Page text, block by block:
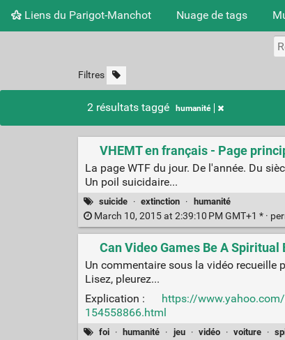
Liens du Parigot-Manchot Nuage de tags
Filtres
2 résultats taggé humanité
VHEMT en français - Page
La page WTF du jour. De l'année. Du
Un poil suicidaire...
suicide · extinction · humanité
March 10, 2015 at 2:39:10 PM GMT+1 * ·
Can Video Games Be A
Un commentaire sous la vidéo recueille
Lisez, pleurez...
Explication :
https://www.yahoo.com/
154558866.html
foi · humanité · jeu · vidéo · voiture ·